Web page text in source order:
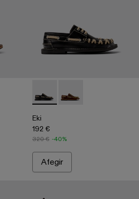
marinera de color marró
- Sabata marinera de color negre
Eki - A500040-002 - Sabata
Eki - A500040-001 -
Eki
192 €
320 € -40%
Afegir